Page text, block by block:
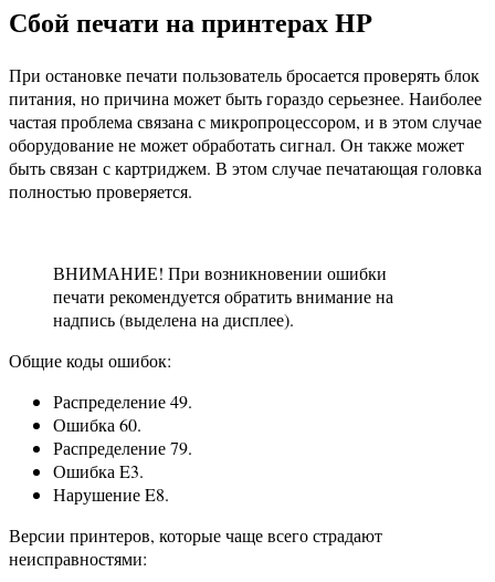
Сбой печати на принтерах HP
При остановке печати пользователь бросается проверять блок
питания, но причина может быть гораздо серьезнее. Наиболее
частая проблема связана с микропроцессором, и в этом случае
оборудование не может обработать сигнал. Он также может
быть связан с картриджем. В этом случае печатающая головка
полностью проверяется.
ВНИМАНИЕ! При возникновении ошибки
печати рекомендуется обратить внимание на
надпись (выделена на дисплее).
Общие коды ошибок:
Распределение 49.
Ошибка 60.
Распределение 79.
Ошибка E3.
Нарушение E8.
Версии принтеров, которые чаще всего страдают
неисправностями: